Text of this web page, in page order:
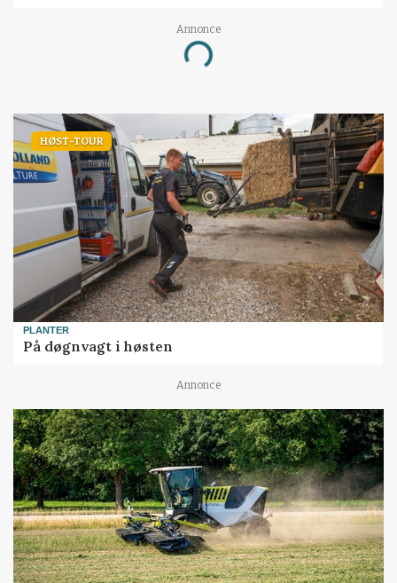
Annonce
Loading...
HØST-TOUR
PLANTER
På døgnvagt i høsten
Annonce